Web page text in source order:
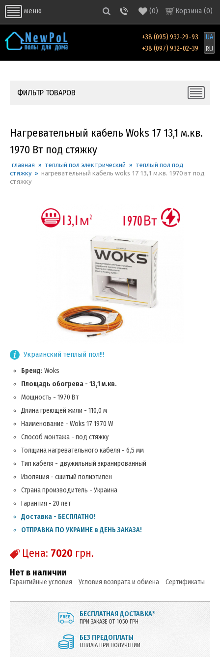
меню Корзина (0)
(0)
+38 (095) 932-29-93
+38 (097) 932-02-39
UA
RU
ФИЛЬТР ТОВАРОВ
Нагревательный кабель Woks 17 13,1 м.кв.
1970 Вт под стяжку
главная » теплый пол электрический » теплый пол под
стяжку » нагревательный кабель woks 17 13,1 м.кв. 1970 вт под
стяжку
Украинский теплый пол!!!
Бренд: Woks
Площадь обогрева - 13,1 м.кв.
Мощность - 1970 Вт
Длина греющей жили - 110,0 м
Наименование - Woks 17 1970 W
Способ монтажа - под стяжку
Толщина нагревательного кабеля - 6,5 мм
Тип кабеля - двужильный экранированный
Изоляция - сшитый полиэтилен
Страна производитель - Украина
Гарантия - 20 лет
Доставка - БЕСПЛАТНО!
ОТПРАВКА ПО УКРАИНЕ в ДЕНЬ ЗАКАЗА!
Цена: 7020 грн.
Нет в наличии
Гарантийные условия Условия возврата и обмена Сертификаты
БЕСПЛАТНАЯ ДОСТАВКА*
ПРИ ЗАКАЗЕ ОТ 1050 ГРН
БЕЗ ПРЕДОПЛАТЫ
ОПЛАТА ПРИ ПОЛУЧЕНИИ